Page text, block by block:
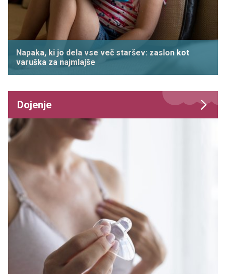
Napaka, ki jo dela vse več staršev: zaslon kot
varuška za najmlajše
Dojenje